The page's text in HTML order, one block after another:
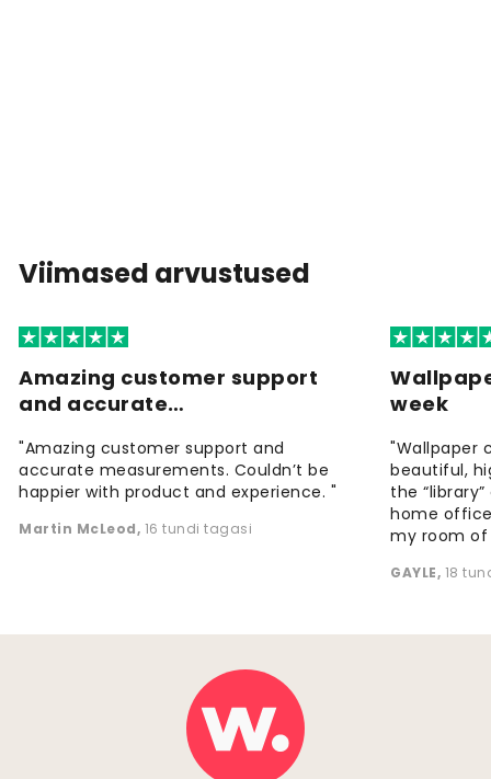
Viimased arvustused
Amazing customer support
and accurate…
"Amazing customer support and
accurate measurements. Couldn’t be
happier with product and experience. "
Martin McLeod, 16 tundi tagasi
week
"Wallpaper
beautiful,
the
home
my room of
GAYLE, 18